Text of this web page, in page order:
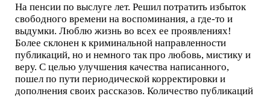
На пенсии по выслуге лет. Решил потратить избыток
свободного времени на воспоминания, а где-то и
выдумки. Люблю жизнь во всех ее проявлениях!
Более склонен к криминальной направленности
публикаций, но и немного так про любовь, мистику и
веру. С целью улучшения качества написанного,
пошел по пути периодической корректировки и
дополнения своих рассказов. Количество публикаций